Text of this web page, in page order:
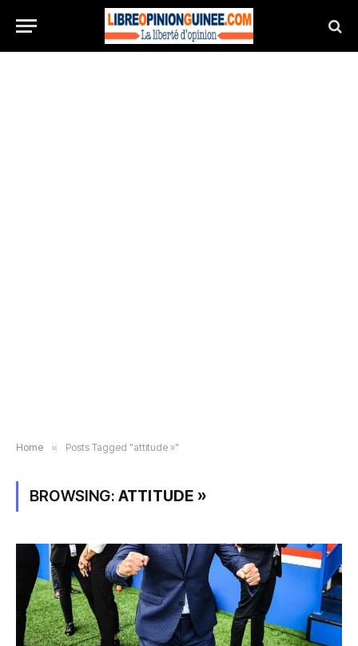
Home » Posts Tagged "attitude »"
BROWSING: ATTITUDE »